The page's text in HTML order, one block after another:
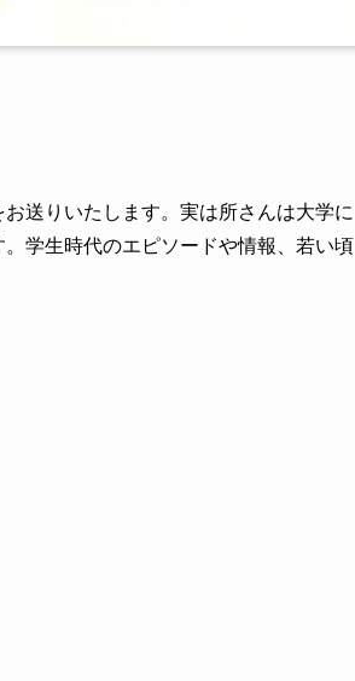
送りいたします。実は所さんは大学に
学生時代のエピソードや情報、若い頃